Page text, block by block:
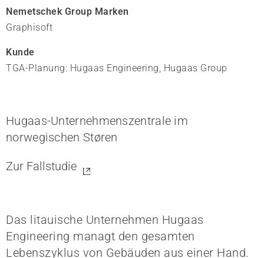
Nemetschek Group Marken
Graphisoft
Kunde
TGA-Planung: Hugaas Engineering, Hugaas Group
Hugaas-Unternehmenszentrale im
norwegischen Støren
Zur Fallstudie
Das litauische Unternehmen Hugaas
Engineering managt den gesamten
Lebenszyklus von Gebäuden aus einer Hand.